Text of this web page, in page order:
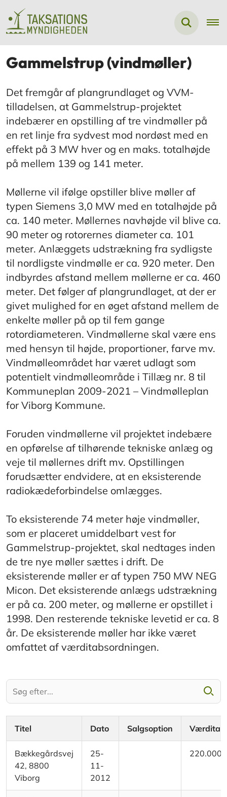
Gammelstrup (vindmøller)
Det fremgår af plangrundlaget og VVM-
tilladelsen, at Gammelstrup-projektet
indebærer en opstilling af tre vindmøller på
en ret linje fra sydvest mod nordøst med en
effekt på 3 MW hver og en maks. totalhøjde
på mellem 139 og 141 meter.
Møllerne vil ifølge opstiller blive møller af
typen Siemens 3,0 MW med en totalhøjde på
ca. 140 meter. Møllernes navhøjde vil blive ca.
90 meter og rotorernes diameter ca. 101
meter. Anlæggets udstrækning fra sydligste
til nordligste vindmølle er ca. 920 meter. Den
indbyrdes afstand mellem møllerne er ca. 460
meter. Det følger af plangrundlaget, at der er
givet mulighed for en øget afstand mellem de
enkelte møller på op til fem gange
rotordiameteren. Vindmøllerne skal være ens
med hensyn til højde, proportioner, farve mv.
Vindmølleområdet har været udlagt som
potentielt vindmølleområde i Tillæg nr. 8 til
Kommuneplan 2009-2021 – Vindmølleplan
for Viborg Kommune.
Foruden vindmøllerne vil projektet indebære
en opførelse af tilhørende tekniske anlæg og
veje til møllernes drift mv. Opstillingen
forudsætter endvidere, at en eksisterende
radiokædeforbindelse omlægges.
To eksisterende 74 meter høje vindmøller,
som er placeret umiddelbart vest for
Gammelstrup-projektet, skal nedtages inden
de tre nye møller sættes i drift. De
eksisterende møller er af typen 750 MW NEG
Micon. Det eksisterende anlægs udstrækning
er på ca. 200 meter, og møllerne er opstillet i
1998. Den resterende tekniske levetid er ca. 8
år. De eksisterende møller har ikke været
omfattet af værditabsordningen.
Titel Dato Salgsoption Værditab
Bækkegårdsvej
42, 8800
Viborg
25-
11-
2012